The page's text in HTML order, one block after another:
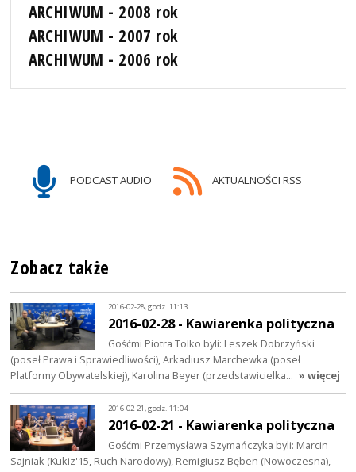
ARCHIWUM - 2008 rok
ARCHIWUM - 2007 rok
ARCHIWUM - 2006 rok
PODCAST AUDIO AKTUALNOŚCI RSS
Zobacz także
2016-02-28, godz. 11:13
2016-02-28 - Kawiarenka polityczna
Gośćmi Piotra Tolko byli: Leszek Dobrzyński
(poseł Prawa i Sprawiedliwości), Arkadiusz Marchewka (poseł
Platformy Obywatelskiej), Karolina Beyer (przedstawicielka… » więcej
2016-02-21, godz. 11:04
2016-02-21 - Kawiarenka polityczna
Gośćmi Przemysława Szymańczyka byli: Marcin
Sajniak (Kukiz'15, Ruch Narodowy), Remigiusz Bęben (Nowoczesna),